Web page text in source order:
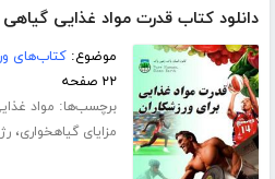
دانلود کتاب قدرت مواد غذایی گیاهی
موضوع:کتاب‌های
۲۲ صفحه
برچسب‌ها: مواد
مزایای گیاهخواری،